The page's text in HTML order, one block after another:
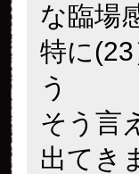
な臨場
特に
う
そう言
出てき